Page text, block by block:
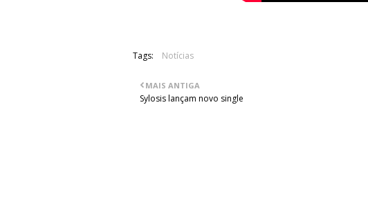
Tags: Notícias
MAIS ANTIGA
Sylosis lançam novo single